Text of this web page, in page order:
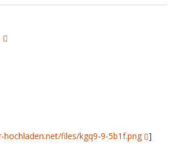
files/kgq9-9-5b1f.png ]